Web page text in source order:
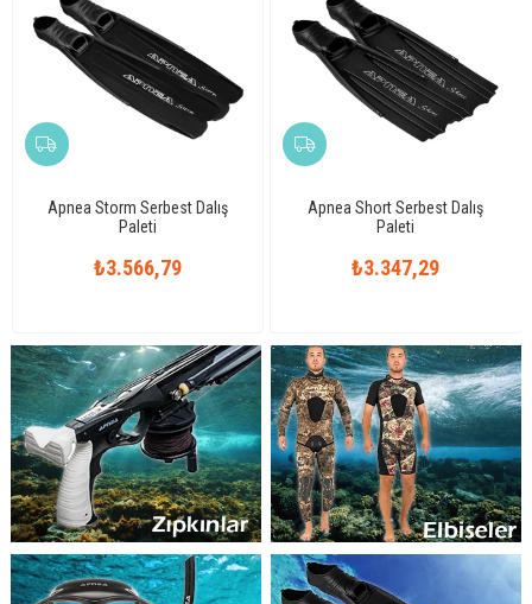
Apnea Storm Serbest Dalış
Paleti
₺3.566,79
Apnea Short Serbest Dalış
Paleti
₺3.347,29